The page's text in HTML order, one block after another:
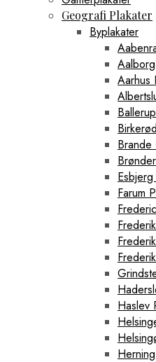
Geografi Plakater
Byplakater
Aarhus
Brande
Farum
Haslev